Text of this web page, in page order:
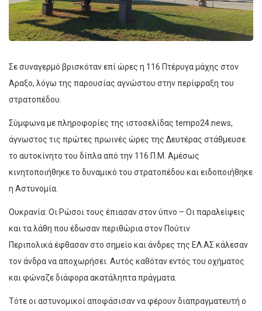
Σε συναγερμό βρισκόταν επί ώρες η 116 Πτέρυγα μάχης στον
Αραξο, λόγω της παρουσίας αγνώστου στην περίφραξη του
στρατοπέδου.
Σύμφωνα με πληροφορίες της ιστοσελίδας tempo24.news,
άγνωστος τις πρώτες πρωινές ώρες της Δευτέρας στάθμευσε
το αυτοκίνητο του δίπλα από την 116 Π.Μ. Αμέσως
κινητοποιήθηκε το δυναμικό του στρατοπέδου και ειδοποιήθηκε
η Αστυνομία.
Ουκρανία: Οι Ρώσοι τους έπιασαν στον ύπνο – Οι παραλείψεις
και τα λάθη που έδωσαν περιθώρια στον Πούτιν
Περιπολικά έφθασαν στο σημείο και άνδρες της ΕΛ.ΑΣ κάλεσαν
τον άνδρα να αποχωρήσει. Αυτός καθόταν εντός του οχήματος
και φώναζε διάφορα ακατάληπτα πράγματα.
Τότε οι αστυνομικοί αποφάσισαν να φέρουν διαπραγματευτή ο